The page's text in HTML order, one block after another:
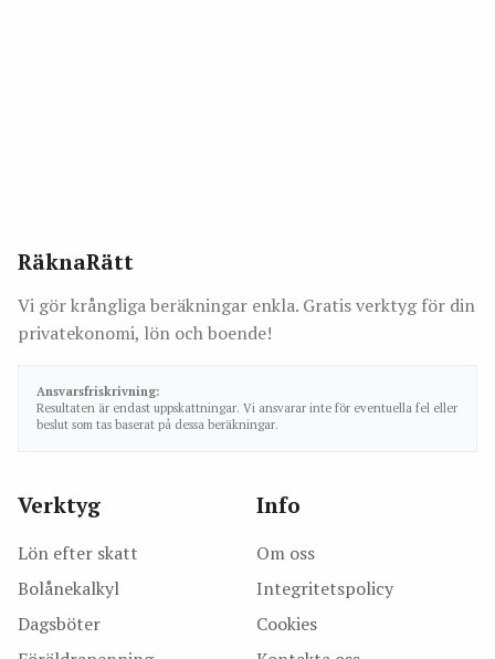
RäknaRätt
Vi gör krångliga beräkningar enkla. Gratis verktyg för din
privatekonomi, lön och boende!
Ansvarsfriskrivning:
Resultaten är endast uppskattningar. Vi ansvarar inte för eventuella fel eller
beslut som tas baserat på dessa beräkningar.
Verktyg
Lön efter skatt
Bolånekalkyl
Dagsböter
Info
Om oss
Integritetspolicy
Cookies